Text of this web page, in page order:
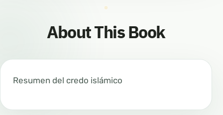
About This Book
Resumen del credo islámico